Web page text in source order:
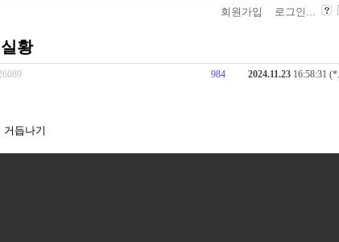
회원가입 로그인...
황
2024.11.23 16:58:31
984
듭나기